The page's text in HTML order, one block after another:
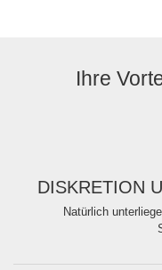
Ihre
DISKRETION
Natürlich